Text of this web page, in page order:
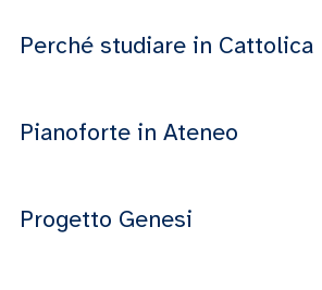
Perché studiare in Cattolica
Pianoforte in Ateneo
Progetto Genesi